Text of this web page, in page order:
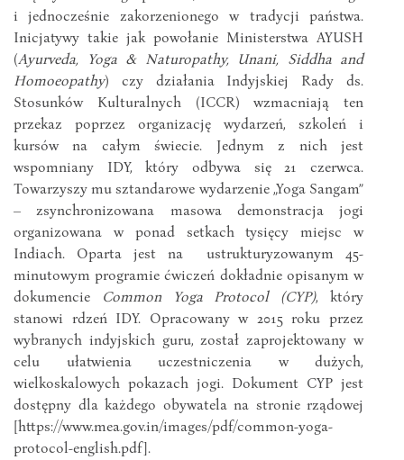
i jednocześnie zakorzenionego w tradycji państwa.
Inicjatywy takie jak powołanie Ministerstwa AYUSH
(Ayurveda, Yoga & Naturopathy, Unani, Siddha and
Homoeopathy) czy działania Indyjskiej Rady ds.
Stosunków Kulturalnych (ICCR) wzmacniają ten
przekaz poprzez organizację wydarzeń, szkoleń i
kursów na całym świecie. Jednym z nich jest
wspomniany IDY, który odbywa się 21 czerwca.
Towarzyszy mu sztandarowe wydarzenie „Yoga Sangam”
– zsynchronizowana masowa demonstracja jogi
organizowana w ponad setkach tysięcy miejsc w
Indiach. Oparta jest na ustrukturyzowanym 45-
minutowym programie ćwiczeń dokładnie opisanym w
dokumencie
Common Yoga Protocol (CYP), który
stanowi rdzeń IDY. Opracowany w 2015 roku przez
wybranych indyjskich guru, został zaprojektowany w
celu ułatwienia uczestniczenia w dużych,
wielkoskalowych pokazach jogi. Dokument CYP jest
dostępny dla każdego obywatela na stronie rządowej
[https://www.mea.gov.in/images/pdf/common-yoga-
protocol-english.pdf].